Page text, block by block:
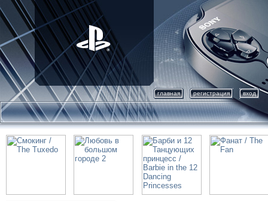
главная регистрация вход